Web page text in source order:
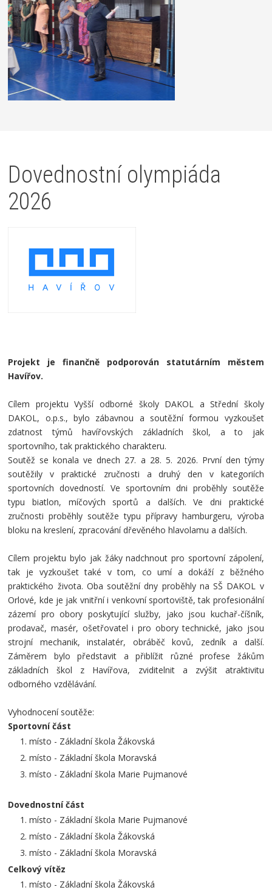
Dovednostní olympiáda
2026
Projekt je finančně podporován statutárním městem
Havířov.
Cílem projektu Vyšší odborné školy DAKOL a Střední školy
DAKOL, o.p.s., bylo zábavnou a soutěžní formou vyzkoušet
zdatnost týmů havířovských základních škol, a to jak
sportovního, tak praktického charakteru.
Soutěž se konala ve dnech 27. a 28. 5. 2026. První den týmy
soutěžily v praktické zručnosti a druhý den v kategoriích
sportovních dovedností. Ve sportovním dni proběhly soutěže
typu biatlon, míčových sportů a dalších. Ve dni praktické
zručnosti proběhly soutěže typu přípravy hamburgeru, výroba
bloku na kreslení, zpracování dřevěného hlavolamu a dalších.
Cílem projektu bylo jak žáky nadchnout pro sportovní zápolení,
tak je vyzkoušet také v tom, co umí a dokáží z běžného
praktického života. Oba soutěžní dny proběhly na SŠ DAKOL v
Orlové, kde je jak vnitřní i venkovní sportoviště, tak profesionální
zázemí pro obory poskytující služby, jako jsou kuchař-číšník,
prodavač, masér, ošetřovatel i pro obory technické, jako jsou
strojní mechanik, instalatér, obráběč kovů, zedník a další.
Záměrem bylo představit a přiblížit různé profese žákům
základních škol z Havířova, zviditelnit a zvýšit atraktivitu
odborného vzdělávání.
Vyhodnocení soutěže:
Sportovní část
místo - Základní škola Žákovská
místo - Základní škola Moravská
místo - Základní škola Marie Pujmanové
Dovednostní část
místo - Základní škola Marie Pujmanové
místo - Základní škola Žákovská
místo - Základní škola Moravská
Celkový vítěz
místo - Základní škola Žákovská